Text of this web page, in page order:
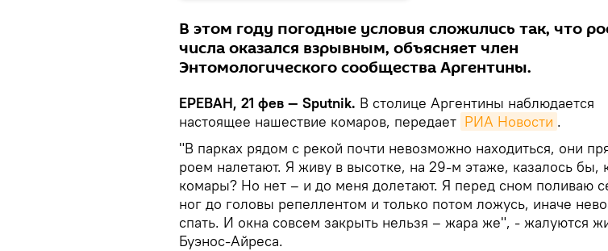
В этом году погодные условия сложились так, что
числа оказался взрывным, объясняет член
Энтомологического сообщества Аргентины.
ЕРЕВАН, 21 фев — Sputnik. В столице Аргентины наблюдается
настоящее нашествие комаров, передает РИА Новости .
"В парках рядом с рекой почти невозможно находиться, они
роем налетают. Я живу в высотке, на 29-м этаже, казалось бы,
комары? Но нет – и до меня долетают. Я перед сном поливаю
ног до головы репеллентом и только потом ложусь, иначе
спать. И окна совсем закрыть нельзя – жара же", - жалуются
Буэнос-Айреса.